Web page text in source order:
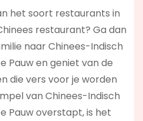
het soort restaurants in
restaurant? Ga dan
naar Chinees-Indisch
Pauw en geniet van de
die vers voor je worden
van Chinees-Indisch
Pauw overstapt, is het